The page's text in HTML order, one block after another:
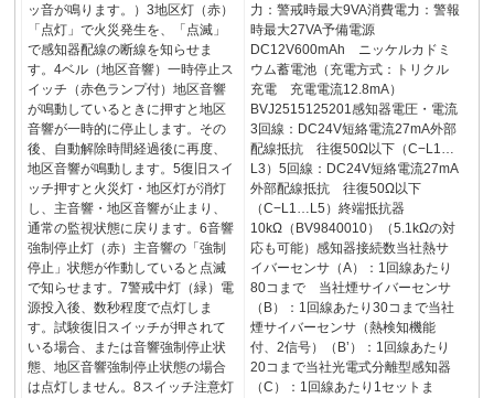
ッ音が鳴ります。）3地区灯（赤）
「点灯」で火災発生を、「点滅」
で感知器配線の断線を知らせま
す。4ベル（地区音響）一時停止ス
イッチ（赤色ランプ付）地区音響
が鳴動しているときに押すと地区
音響が一時的に停止します。その
後、自動解除時間経過後に再度、
地区音響が鳴動します。5復旧スイ
ッチ押すと火災灯・地区灯が消灯
し、主音響・地区音響が止まり、
通常の監視状態に戻ります。6音響
強制停止灯（赤）主音響の「強制
停止」状態が作動していると点滅
で知らせます。7警戒中灯（緑）電
源投入後、数秒程度で点灯しま
す。試験復旧スイッチが押されて
いる場合、または音響強制停止状
態、地区音響強制停止状態の場合
は点灯しません。8スイッチ注意灯
力：警戒時最大9VA消費電力：警報
時最大27VA予備電源
DC12V600mAh ニッケルカドミ
ウム蓄電池（充電方式：トリクル
充電 充電電流12.8mA）
BVJ2515125201感知器電圧・電流
3回線：DC24V短絡電流27mA外部
配線抵抗 往復50Ω以下（C−L1…
L3）5回線：DC24V短絡電流27mA
外部配線抵抗 往復50Ω以下
（C−L1…L5）終端抵抗器
10kΩ（BV9840010）（5.1kΩの対
応も可能）感知器接続数当社熱サ
イバーセンサ（A）：1回線あたり
80コまで 当社煙サイバーセンサ
（B）：1回線あたり30コまで当社
煙サイバーセンサ（熱検知機能
付、2信号）（B’）：1回線あたり
20コまで当社光電式分離型感知器
（C）：1回線あたり1セットま